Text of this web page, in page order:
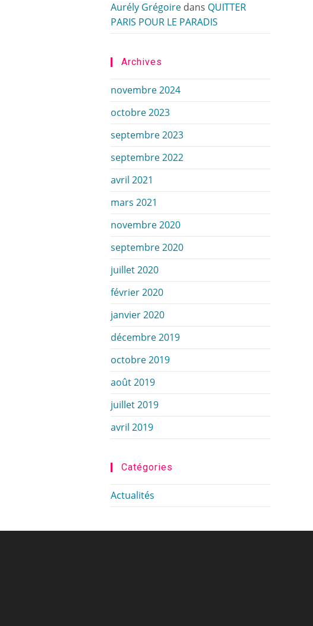
Aurély Grégoire dans QUITTER
PARIS POUR LE PARADIS
Archives
novembre 2024
octobre 2023
septembre 2023
septembre 2022
avril 2021
mars 2021
novembre 2020
septembre 2020
juillet 2020
février 2020
janvier 2020
décembre 2019
octobre 2019
août 2019
juillet 2019
avril 2019
Catégories
Actualités